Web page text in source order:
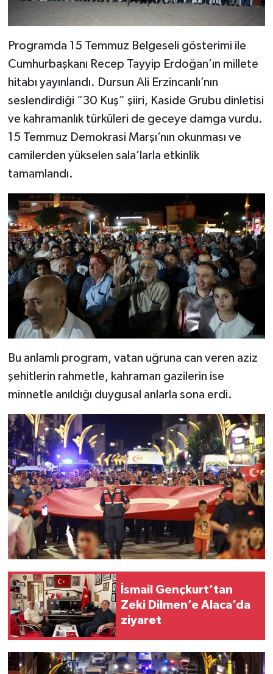
Programda 15 Temmuz Belgeseli gösterimi ile
Cumhurbaşkanı Recep Tayyip Erdoğan’ın millete
hitabı yayınlandı. Dursun Ali Erzincanlı’nın
seslendirdiği “30 Kuş” şiiri, Kaside Grubu dinletisi
ve kahramanlık türküleri de geceye damga vurdu.
15 Temmuz Demokrasi Marşı’nın okunması ve
camilerden yükselen sala’larla etkinlik
tamamlandı.
Bu anlamlı program, vatan uğruna can veren aziz
şehitlerin rahmetle, kahraman gazilerin ise
minnetle anıldığı duygusal anlarla sona erdi.
İsmail Gençkurt’tan
Zeki Dilmen’e Alaca’da
ziyaret